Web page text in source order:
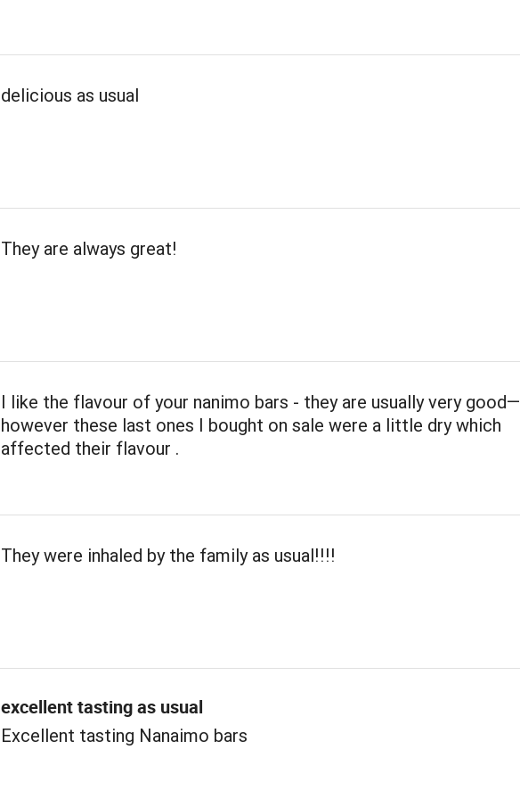
delicious as usual
They are always great!
I like the flavour of your nanimo bars - they are usually very good—
however these last ones I bought on sale were a little dry which
affected their flavour .
They were inhaled by the family as usual!!!!
excellent tasting as usual
Excellent tasting Nanaimo bars